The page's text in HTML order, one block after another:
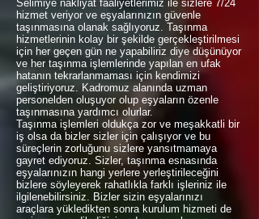
Selimiye nakliyat faaliyetlerimiz ile sizlere 7/24
hizmet veriyor ve eşyalarınızın güvenle
taşınmasına olanak sağlıyoruz. Taşınma
hizmetlerinin kolay bir şekilde gerçekleştirilmesi
için her geçen gün ne yapabiliriz diye düşünüyor
ve her taşınma işlemlerinde yapılan en ufak
hatanın tekrarlanmaması için kendimizi
geliştiriyoruz. Kadromuz alanında uzman
personelden oluşuyor olup eşyaların özenle
taşınmasına yardımcı olurlar.
Taşınma işlemleri oldukça zor ve meşakkatli bir
iş olsa da bizler sizler için çalışıyor ve bu
süreçlerin zorluğunu sizlere yansıtmamaya
gayret ediyoruz. Sizler, taşınma esnasında
eşyalarınızın hangi yerlere yerleştirileceğini
bizlere söyleyerek rahatlıkla farklı işleriniz ile
ilgilenebilirsiniz. Bizler sizin eşyalarınızı
araçlara yükledikten sonra kurulum hizmeti de